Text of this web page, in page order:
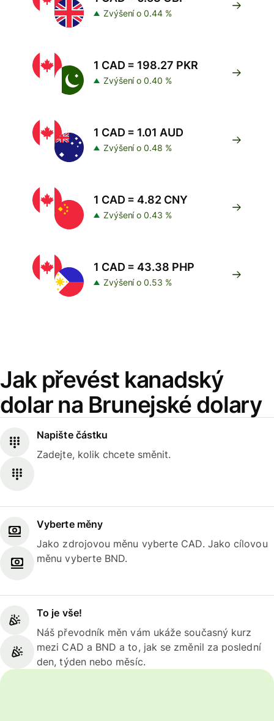
Zvýšení o 0.44 %
1 CAD = 198.27 PKR
Zvýšení o 0.40 %
1 CAD = 1.01 AUD
Zvýšení o 0.48 %
1 CAD = 4.82 CNY
Zvýšení o 0.43 %
1 CAD = 43.38 PHP
Zvýšení o 0.53 %
Jak převést kanadský
dolar na Brunejské dolary
Napište částku
Zadejte, kolik chcete směnit.
Vyberte měny
Jako zdrojovou měnu vyberte CAD. Jako cílovou
měnu vyberte BND.
To je vše!
Náš převodník měn vám ukáže současný kurz
mezi CAD a BND a to, jak se změnil za poslední
den, týden nebo měsíc.